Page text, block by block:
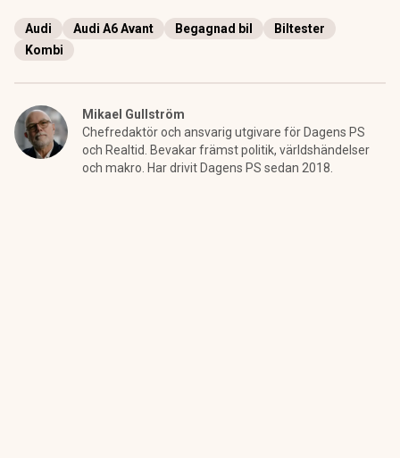
Audi Audi A6 Avant Begagnad bil
Biltester
Kombi
Mikael Gullström
Chefredaktör och ansvarig utgivare för Dagens PS
och Realtid. Bevakar främst politik, världshändelser
och makro. Har drivit Dagens PS sedan 2018.